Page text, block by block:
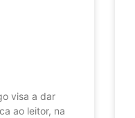
visa a dar
ao leitor, na